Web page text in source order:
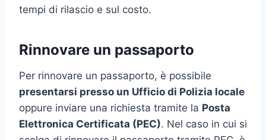
tempi di rilascio e sul costo.
Rinnovare un passaporto
Per rinnovare un passaporto, è possibile
presentarsi presso un Ufficio di Polizia locale
oppure inviare una richiesta tramite la Posta
Elettronica Certificata (PEC). Nel caso in cui si